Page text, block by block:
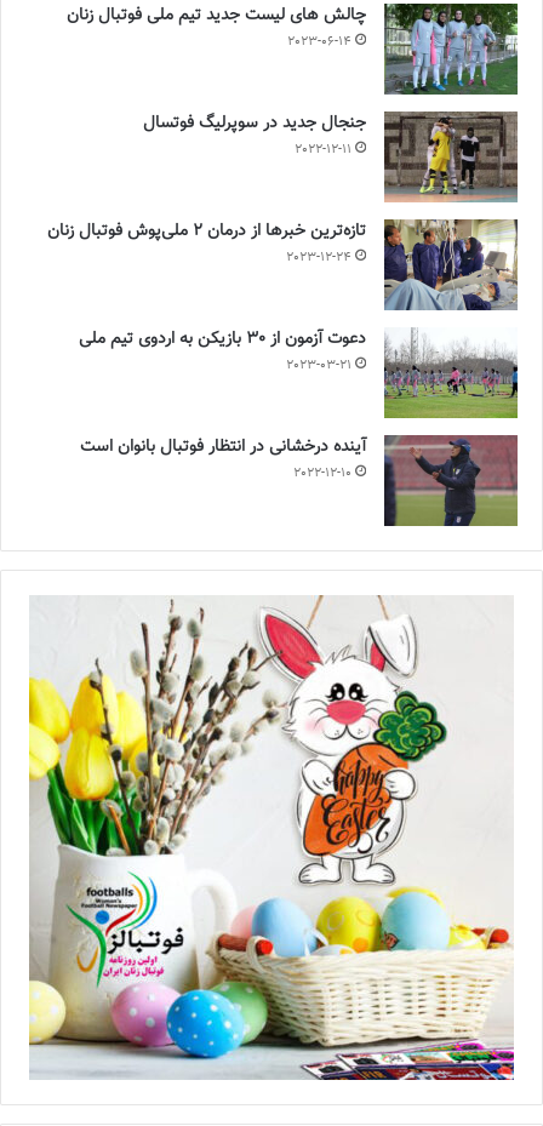
چالش هاى ليست جدید تيم ملى فوتبال زنان
2023-06-14
جنجال جدید در سوپرلیگ فوتسال
2022-12-11
تازه‌ترین خبرها از درمان ۲ ملی‌پوش فوتبال زنان
2023-12-24
دعوت آزمون از 30 بازیکن به اردوی تیم ملی
2023-03-21
آینده درخشانی در انتظار فوتبال بانوان است
2022-12-10